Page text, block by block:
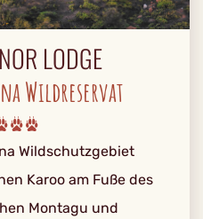
LODGE
Wildreservat
Wildschutzgebiet
Karoo am Fuße des
Montagu und